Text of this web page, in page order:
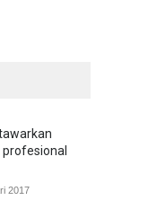
2017